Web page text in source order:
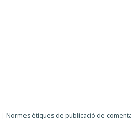
| Normes ètiques de publicació de